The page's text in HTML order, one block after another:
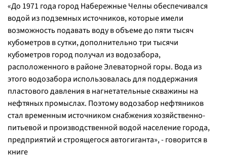
«До 1971 года город Набережные Челны обеспечивался
водой из подземных источников, которые имели
возможность подавать воду в объеме до пяти тысяч
кубометров в сутки, дополнительно три тысячи
кубометров город получал из водозабора,
расположенного в районе Элеваторной горы. Вода из
этого водозабора использовалась для поддержания
пластового давления в нагнетательные скважины на
нефтяных промыслах. Поэтому водозабор нефтяников
стал временным источником снабжения хозяйственно-
питьевой и производственной водой население города,
предприятий и строящегося автогиганта», - говорится в
книге